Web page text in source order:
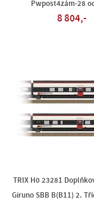
Pwpost4zám-28
8 804,-
TRIX H0 23281
Giruno SBB B(B11) 2.